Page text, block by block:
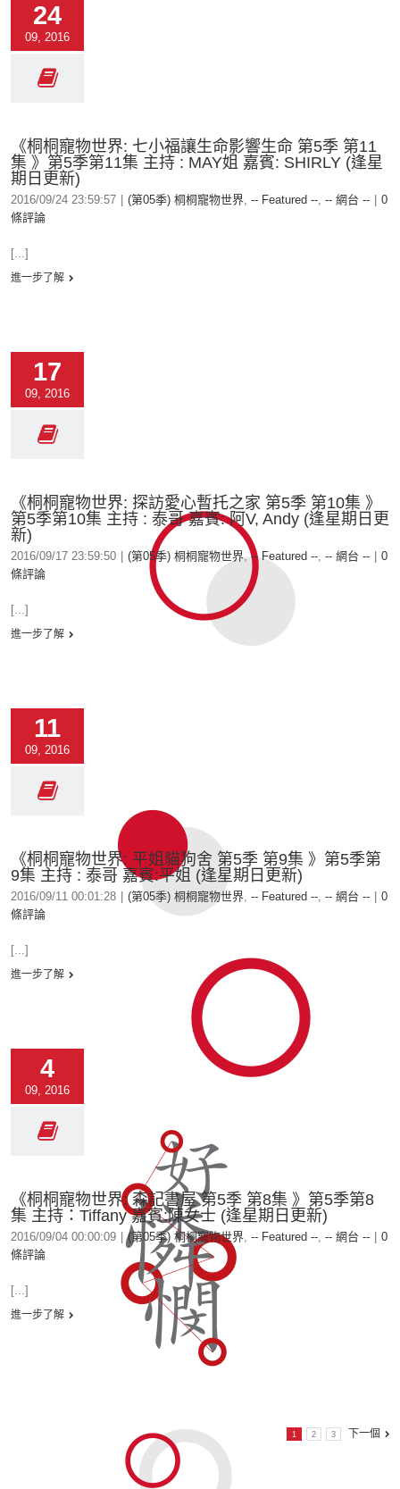
24
09, 2016
《桐桐寵物世界: 七小福讓生命影響生命 第5季 第11
集 》第5季第11集 主持 : MAY姐 嘉賓: SHIRLY (逢星
期日更新)
2016/09/24 23:59:57 (第05季) 桐桐寵物世界, -- Featured --, -- 網台 --
0
條評論
[...]
進一步了解
17
09, 2016
《桐桐寵物世界: 探訪愛心暫托之家 第5季 第10集 》
第5季第10集 主持 : 泰哥 嘉賓: 阿V, Andy (逢星期日更
新)
2016/09/17 23:59:50 (第05季) 桐桐寵物世界,-- Featured --, -- 網台 --
0
條評論
[...]
進一步了解
11
09, 2016
《桐桐寵物世界: 平姐貓狗舍 第5季 第9集 》第5季第
9集 主持 : 泰哥 嘉賓:平姐 (逢星期日更新)
2016/09/11 00:01:28 (第05季) 桐桐寵物世界, -- Featured --, -- 網台 --
0
條評論
[...]
進一步了解
4
09, 2016
《桐桐寵物世界: 森記書屋 第5季 第8集 》第5季第8
集 主持：Tiffany 嘉賓:陳女士 (逢星期日更新)
2016/09/04 00:00:09 (第05季) 桐桐寵物世界, -- Featured --, -- 網台 --
0
條評論
[...]
進一步了解
1 2 3 下一個